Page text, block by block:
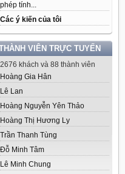
phép tính...
Các ý kiến của tôi
VIÊN TRỰC TUYẾN
2676 khách và 88 thành viên
Hoàng Gia Hân
Lê Lan
Hoàng Nguyễn Yên Thảo
Hoàng Thị Hương Ly
Trần Thanh Tùng
Đỗ Minh Tâm
Lê Minh Chung